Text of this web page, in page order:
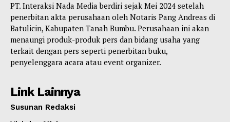
PT. Interaksi Nada Media berdiri sejak Mei 2024 setelah
penerbitan akta perusahaan oleh Notaris Pang Andreas di
Batulicin, Kabupaten Tanah Bumbu. Perusahaan ini akan
menaungi produk-produk pers dan bidang usaha yang
terkait dengan pers seperti penerbitan buku,
penyelenggara acara atau event organizer.
Link Lainnya
Susunan Redaksi